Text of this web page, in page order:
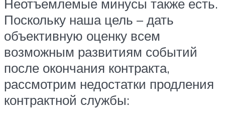
Неотъемлемые минусы также есть.
Поскольку наша цель – дать
объективную оценку всем
возможным развитиям событий
после окончания контракта,
рассмотрим недостатки продления
контрактной службы: